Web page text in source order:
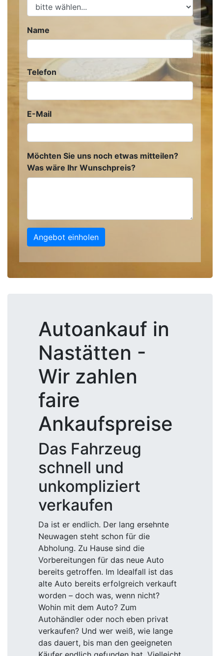
Name
Telefon
E-Mail
Möchten Sie uns noch etwas mitteilen?
Was wäre Ihr Wunschpreis?
Angebot einholen
Autoankauf in
Nastätten -
Wir zahlen
faire
Ankaufspreise
Das Fahrzeug
schnell und
unkompliziert
verkaufen
Da ist er endlich. Der lang ersehnte
Neuwagen steht schon für die
Abholung. Zu Hause sind die
Vorbereitungen für das neue Auto
bereits getroffen. Im Idealfall ist das
alte Auto bereits erfolgreich verkauft
worden – doch was, wenn nicht?
Wohin mit dem Auto? Zum
Autohändler oder noch eben privat
verkaufen? Und wer weiß, wie lange
das dauert, bis man den geeigneten